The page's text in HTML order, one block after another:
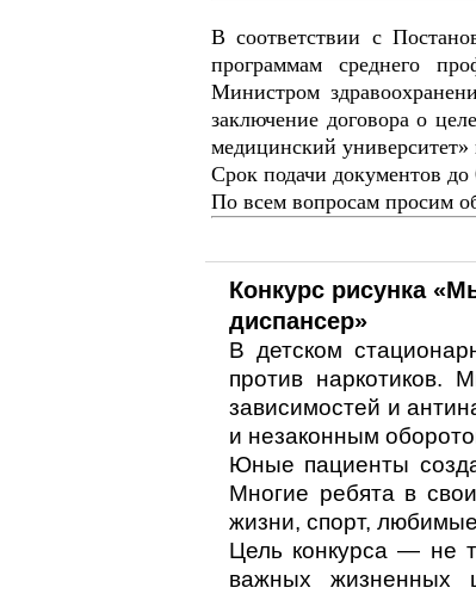
В соответствии с
программам среднего
Министром
заключение договора о
медицинский университет»
Срок подачи документов до
По всем вопросам просим
Конкурс рисунка
диспансер»
В детском
против наркотиков.
зависимостей и
и незаконным
Юные пациенты
Многие ребята в
жизни, спорт,
Цель конкурса — не
важных жизненных